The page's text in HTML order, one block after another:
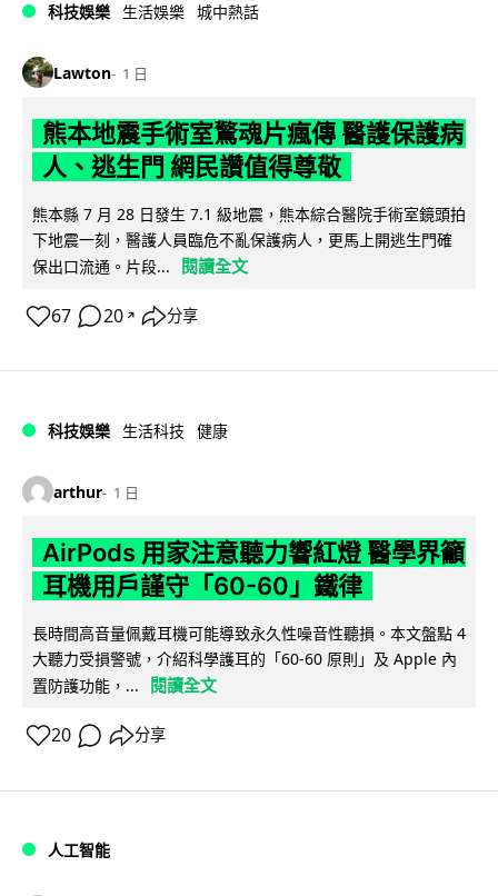
科技娛樂 生活娛樂 城中熱話
Lawton 1 日
熊本地震手術室驚魂片瘋傳 醫護保護病
人、逃生門 網民讚值得尊敬
熊本縣 7 月 28 日發生 7.1 級地震，熊本綜合醫院手術室鏡頭拍
下地震一刻，醫護人員臨危不亂保護病人，更馬上開逃生門確
保出口流通。片段...
閱讀全文
67 20 ↗ 分享
科技娛樂 生活科技 健康
arthur 1 日
AirPods 用家注意聽力響紅燈 醫學界籲
耳機用戶謹守「60-60」鐵律
長時間高音量佩戴耳機可能導致永久性噪音性聽損。本文盤點 4
大聽力受損警號，介紹科學護耳的「60-60 原則」及 Apple 內
置防護功能，...
閱讀全文
20 分享
人工智能